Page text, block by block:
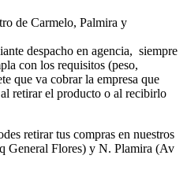
de Carmelo, Palmira y
despacho en agencia, siempre
con los requisitos (peso,
que va cobrar la empresa que
retirar el producto o al recibirlo
retirar tus compras en nuestros
General Flores) y N. Plamira (Av